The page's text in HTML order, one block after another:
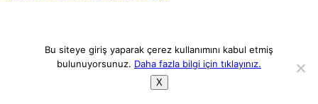
Bu siteye giriş yaparak çerez kullanımını kabul etmiş
bulunuyorsunuz. Daha fazla bilgi için tıklayınız.
X